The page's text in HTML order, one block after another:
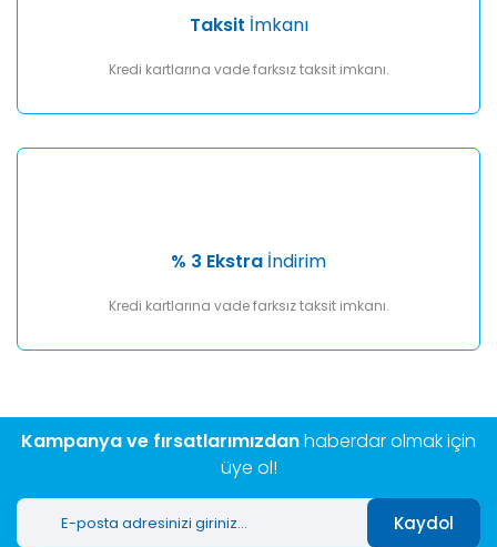
Taksit İmkanı
Kredi kartlarına vade farksız taksit imkanı.
% 3 Ekstra İndirim
Kredi kartlarına vade farksız taksit imkanı.
Kampanya ve fırsatlarımızdanhaberdar olmak için
üye ol!
Kaydol